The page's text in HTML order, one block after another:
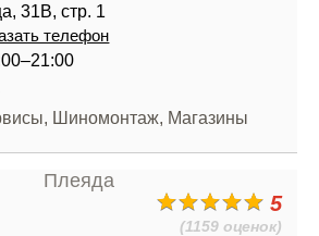
31В, стр. 1
телефон
Шиномонтаж, Магазины
5
(1159 оценок)